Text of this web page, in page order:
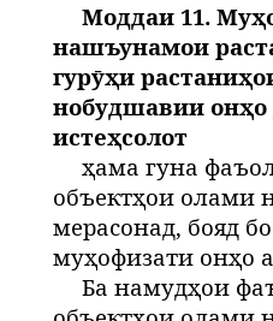
Моддаи 11.
нашъунамои
гурӯҳи
нобудшавии онҳо
истеҳсолот
ҳама гуна
объектҳои олами
мерасонад, бояд
муҳофизати онҳо
Ба намудҳои